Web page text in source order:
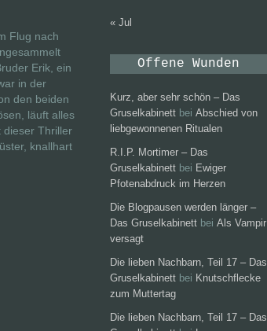
Flug nach
Erik, ein
in der
den beiden
läuft alles
dieser Thriller
knallhart
« Jul
Offene Wunden
Kurz, aber sehr schön – Das
Gruselkabinett bei Abschied von
liebgewonnenen Ritualen
R.I.P. Mortimer – Das
Gruselkabinett bei Ewiger
Pfotenabdruck im Herzen
Die Blogpausen werden länger –
Das Gruselkabinett bei Als Vampir
versagt
Die lieben Nachbarn, Teil 17 – Das
Gruselkabinett bei Knutschflecke
zum Muttertag
Die lieben Nachbarn, Teil 17 – Das